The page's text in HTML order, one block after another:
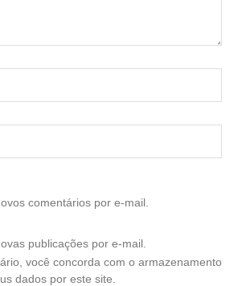
comentários por e-mail.
publicações por e-mail.
você concorda com o armazenamento
dados por este site.